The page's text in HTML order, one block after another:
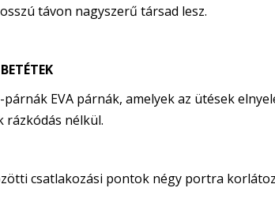
távon nagyszerű társad lesz.
EVA párnák, amelyek az ütések
nélkül.
csatlakozási pontok négy portra